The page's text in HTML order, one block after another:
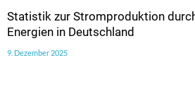
Statistik zur Stromproduktion
Energien in Deutschland
9. Dezember 2025